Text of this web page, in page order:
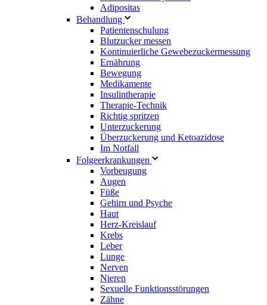
Adipositas
Behandlung
Patientenschulung
Blutzucker messen
Kontinuierliche Gewebezuckermessung
Ernährung
Bewegung
Medikamente
Insulintherapie
Therapie-Technik
Richtig spritzen
Unterzuckerung
Überzuckerung und Ketoazidose
Im Notfall
Folgeerkrankungen
Vorbeugung
Augen
Füße
Gehirn und Psyche
Haut
Herz-Kreislauf
Krebs
Leber
Lunge
Nerven
Nieren
Sexuelle Funktionsstörungen
Zähne